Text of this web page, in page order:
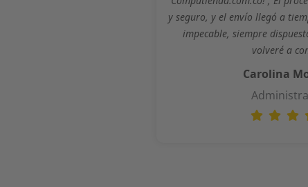
y seguro, y el envío llegó a
impecable, siempre
volveré a
Carolina